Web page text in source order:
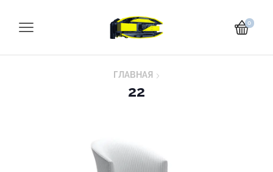
0
ГЛАВНАЯ
22